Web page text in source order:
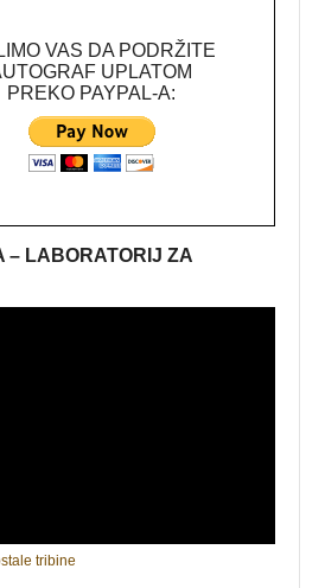
VAS DA PODRŽITE
UPLATOM
PREKO PAYPAL-A:
– LABORATORIJ ZA
tribine